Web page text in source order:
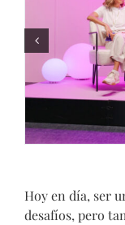
Hoy en día, ser
desafíos, pero